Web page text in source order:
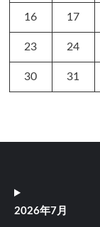
16 17
23 24
30 31
2026年7月